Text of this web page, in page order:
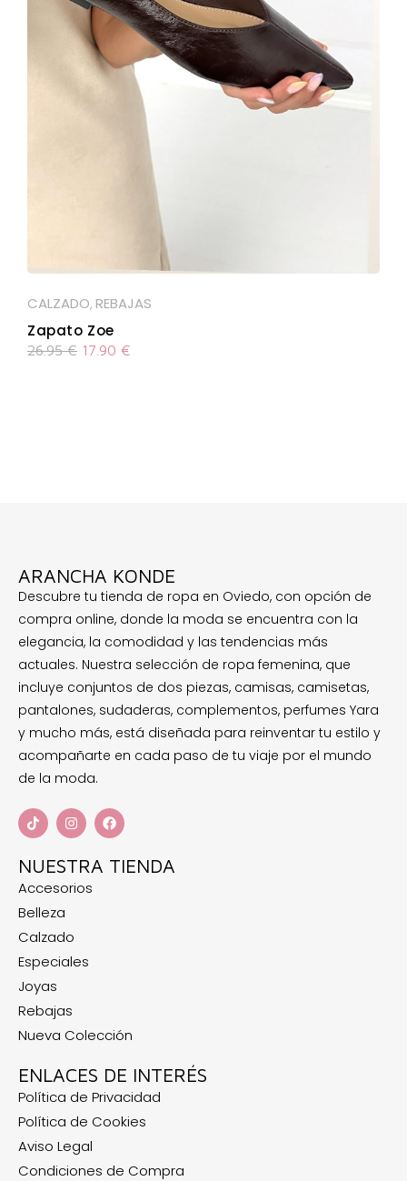
CALZADO, REBAJAS
Zapato Zoe
26.95€ 17.90 €
ARANCHA KONDE
Descubre tu tienda de ropa en Oviedo, con opción de
compra online, donde la moda se encuentra con la
elegancia, la comodidad y las tendencias más
actuales. Nuestra selección de ropa femenina, que
incluye conjuntos de dos piezas, camisas, camisetas,
pantalones, sudaderas, complementos, perfumes Yara
y mucho más, está diseñada para reinventar tu estilo y
acompañarte en cada paso de tu viaje por el mundo
de la moda.
NUESTRA TIENDA
Accesorios
Belleza
Calzado
Especiales
Joyas
Rebajas
Nueva Colección
ENLACES DE INTERÉS
Política de Privacidad
Política de Cookies
Aviso Legal
Condiciones de Compra